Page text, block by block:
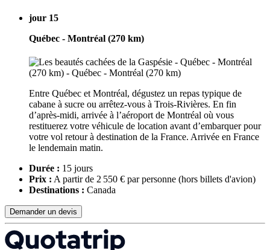
jour 15
Québec - Montréal (270 km)
Entre Québec et Montréal, dégustez un repas typique de
cabane à sucre ou arrêtez-vous à Trois-Rivières. En fin
d’après-midi, arrivée à l’aéroport de Montréal où vous
restituerez votre véhicule de location avant d’embarquer pour
votre vol retour à destination de la France. Arrivée en France
le lendemain matin.
Durée : 15 jours
Prix : A partir de 2 550 € par personne (hors billets d'avion)
Destinations : Canada
Demander un devis